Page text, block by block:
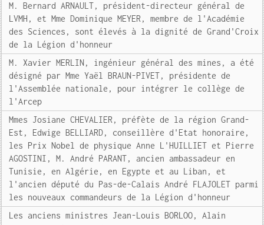
M. Bernard ARNAULT, président-directeur général de
LVMH, et Mme Dominique MEYER, membre de l'Académie
des Sciences, sont élevés à la dignité de Grand'Croix
de la Légion d'honneur
M. Xavier MERLIN, ingénieur général des mines, a été
désigné par Mme Yaël BRAUN-PIVET, présidente de
l'Assemblée nationale, pour intégrer le collège de
l'Arcep
Mmes Josiane CHEVALIER, préfète de la région Grand-
Est, Edwige BELLIARD, conseillère d'Etat honoraire,
les Prix Nobel de physique Anne L'HUILLIET et Pierre
AGOSTINI, M. André PARANT, ancien ambassadeur en
Tunisie, en Algérie, en Egypte et au Liban, et
l'ancien député du Pas-de-Calais André FLAJOLET parmi
les nouveaux commandeurs de la Légion d'honneur
Les anciens ministres Jean-Louis BORLOO, Alain